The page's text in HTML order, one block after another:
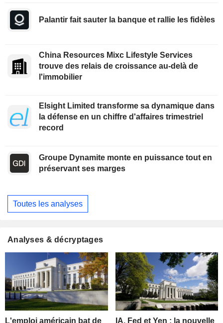
Palantir fait sauter la banque et rallie les fidèles
China Resources Mixc Lifestyle Services
trouve des relais de croissance au-delà de
l'immobilier
Elsight Limited transforme sa dynamique dans
la défense en un chiffre d'affaires trimestriel
record
Groupe Dynamite monte en puissance tout en
préservant ses marges
Toutes les analyses
Analyses & décryptages
L'emploi américain bat de IA, Fed et Yen : la nouvelle